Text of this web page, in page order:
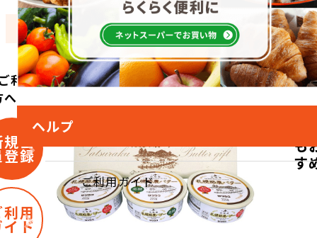
ヘルプ
ご利用ガイド
おすすめ 特集 カテゴリー
利用
へ
会
登録
用
ド
も
す